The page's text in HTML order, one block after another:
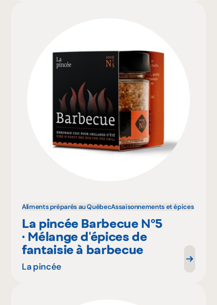
Aliments préparés au QuébecAssaisonnements et épices
La pincée Barbecue N°5
· Mélange d'épices de
fantaisie à barbecue
La pincée